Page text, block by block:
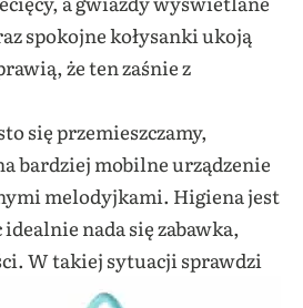
spokojne kołysanki ukoją
że ten zaśnie z
się przemieszczamy,
bardziej mobilne urządzenie
melodyjkami. Higiena jest
nada się zabawka,
W takiej sytuacji sprawdzi